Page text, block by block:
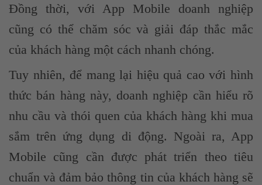
Đồng thời, với App Mobile doanh nghiệp
cũng có thể chăm sóc và giải đáp thắc mắc
của khách hàng một cách nhanh chóng.
Tuy nhiên, để mang lại hiệu quả cao với hình
thức bán hàng này, doanh nghiệp cần hiểu rõ
nhu cầu và thói quen của khách hàng khi mua
sắm trên ứng dụng di động. Ngoài ra, App
Mobile cũng cần được phát triển theo tiêu
chuẩn và đảm bảo thông tin của khách hàng sẽ